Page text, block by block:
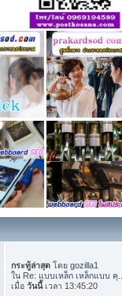
กระทู้ล่าสุด โดยgozilla1
ใน Re: แบบเหล็ก เหล็กแบบ คุ...
เมื่อวันนี้เวลา 13:45:20